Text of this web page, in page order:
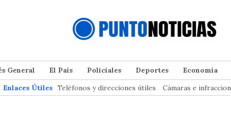
General El País Policiales Deportes Economía
Enlaces Útiles Teléfonos y direcciones útiles Cámaras e